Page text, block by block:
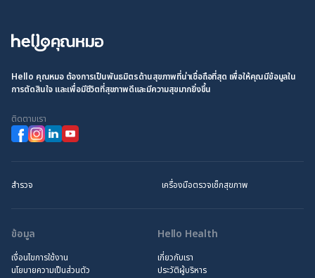
Hello คุณหมอ ต้องการเป็นพันธมิตรด้านสุขภาพที่น่าเชื่อถือที่สุด เพื่อให้คุณมีข้อมูลใน
การตัดสินใจ และเพื่อมีชีวิตที่สุขภาพดีและมีความสุขมากยิ่งขึ้น
ติดตามเรา
สำรวจ เครื่องมือตรวจเช็กสุขภาพ
ข้อมูล
เงื่อนไขการใช้งาน
นโยบายความเป็นส่วนตัว
Hello Health
เกี่ยวกับเรา
ประวัติผู้บริหาร